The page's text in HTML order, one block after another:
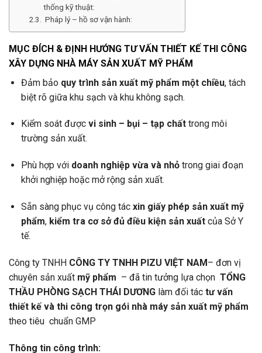
thống kỹ thuật:
Pháp lý – hồ sơ vận hành:
MỤC ĐÍCH & ĐỊNH HƯỚNG TƯ VẤN THIẾT KẾ THI CÔNG
XÂY DỰNG NHÀ MÁY SẢN XUẤT MỸ PHẨM
Đảm bảo quy trình sản xuất mỹ phẩm một chiều, tách
biệt rõ giữa khu sạch và khu không sạch.
Kiểm soát được vi sinh – bụi – tạp chấttrong môi
trường sản xuất.
Phù hợp với doanh nghiệp vừa và nhỏtrong giai đoạn
khởi nghiệp hoặc mở rộng sản xuất.
Sẵn sàng phục vụ công tác xin giấy phép sản xuất mỹ
phẩm, kiểm tra cơ sở đủ điều kiện sản xuấtcủa Sở Y
tế.
Công ty TNHH CÔNG TY TNHH PIZU VIỆT NAM– đơn vị
chuyên sản xuất mỹ phẩm – đã tin tưởng lựa chọn TỔNG
THẦU PHÒNG SẠCH THÁI DƯƠNG làm đối tác tư vấn
thiết kế và thi công trọn gói nhà máy sản xuất mỹ phẩm
theo tiêu chuẩn GMP
Thông tin công trình: